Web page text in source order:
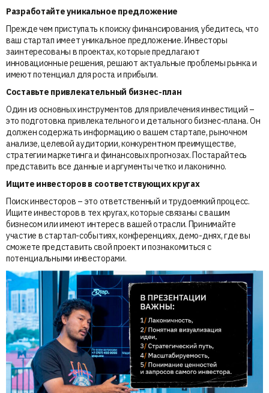
Разработайте уникальное предложение
Прежде чем приступать к поиску финансирования, убедитесь, что
ваш стартап имеет уникальное предложение. Инвесторы
заинтересованы в проектах, которые предлагают
инновационные решения, решают актуальные проблемы рынка и
имеют потенциал для роста и прибыли.
Составьте привлекательный бизнес-план
Один из основных инструментов для привлечения инвестиций –
это подготовка привлекательного и детального бизнес-плана. Он
должен содержать информацию о вашем стартапе, рыночном
анализе, целевой аудитории, конкурентном преимуществе,
стратегии маркетинга и финансовых прогнозах. Постарайтесь
представить все данные и аргументы четко и лаконично.
Ищите инвесторов в соответствующих кругах
Поиск инвесторов – это ответственный и трудоемкий процесс.
Ищите инвесторов в тех кругах, которые связаны с вашим
бизнесом или имеют интерес в вашей отрасли. Принимайте
участие в стартап-событиях, конференциях, демо-днях, где вы
сможете представить свой проект и познакомиться с
потенциальными инвесторами.